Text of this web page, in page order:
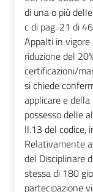
di una o più
c di pag. 21 di
Appalti in vigore
riduzione del
certificazioni/
si chiede
applicare e
possesso delle
II.13 del codice,
Relativamente
del Disciplinare
stessa di 180
partecipazione